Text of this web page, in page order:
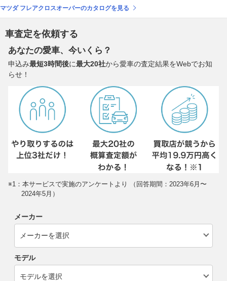
マツダ フレアクロスオーバーのカタログを見る
車査定を依頼する
あなたの愛車、今いくら？
申込み最短3時間後に最大20社から愛車の査定結果をWebでお知
らせ！
※1：本サービスで実施のアンケートより （回答期間：2023年6月〜
2024年5月）
メーカー
モデル